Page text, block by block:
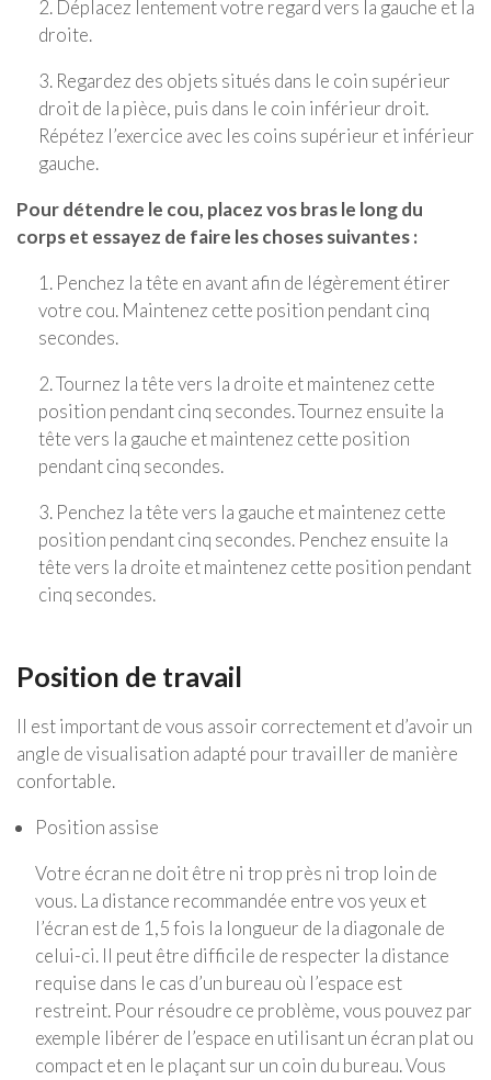
2. Déplacez lentement votre regard vers la gauche et la
droite.
3. Regardez des objets situés dans le coin supérieur
droit de la pièce, puis dans le coin inférieur droit.
Répétez l’exercice avec les coins supérieur et inférieur
gauche.
Pour détendre le cou, placez vos bras le long du
corps et essayez de faire les choses suivantes :
1. Penchez la tête en avant afin de légèrement étirer
votre cou. Maintenez cette position pendant cinq
secondes.
2. Tournez la tête vers la droite et maintenez cette
position pendant cinq secondes. Tournez ensuite la
tête vers la gauche et maintenez cette position
pendant cinq secondes.
3. Penchez la tête vers la gauche et maintenez cette
position pendant cinq secondes. Penchez ensuite la
tête vers la droite et maintenez cette position pendant
cinq secondes.
Position de travail
Il est important de vous assoir correctement et d’avoir un
angle de visualisation adapté pour travailler de manière
confortable.
Position assise
Votre écran ne doit être ni trop près ni trop loin de
vous. La distance recommandée entre vos yeux et
l’écran est de 1,5 fois la longueur de la diagonale de
celui-ci. Il peut être difficile de respecter la distance
requise dans le cas d’un bureau où l’espace est
restreint. Pour résoudre ce problème, vous pouvez par
exemple libérer de l’espace en utilisant un écran plat ou
compact et en le plaçant sur un coin du bureau. Vous